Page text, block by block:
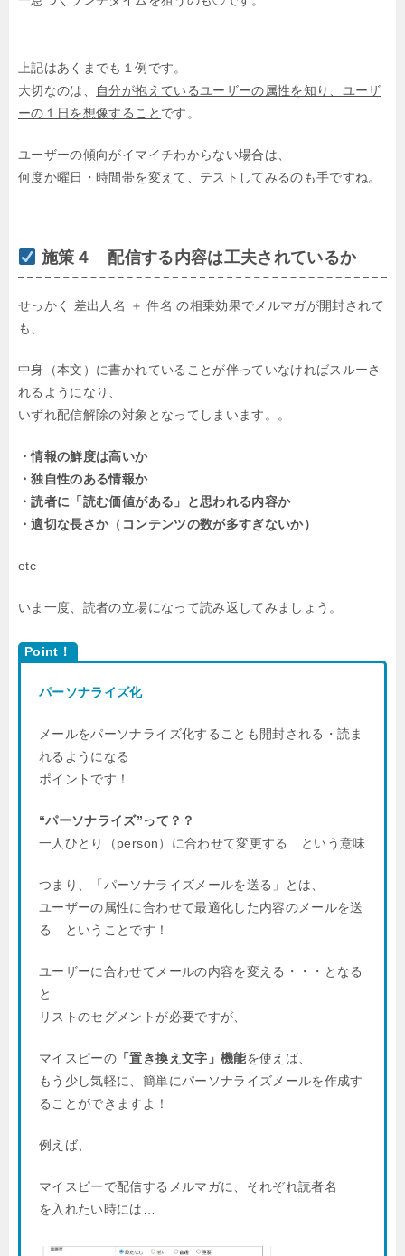
上記はあくまでも１例です。
大切なのは、
自分が抱えているユーザーの属性を知り、ユーザ
ーの１日を想像すること です。
ユーザーの傾向がイマイチわからない場合は、
何度か曜日・時間帯を変えて、テストしてみるのも手ですね。
施策４ 配信する内容は工夫されているか
せっかく 差出人名 ＋ 件名 の相乗効果でメルマガが開封されて
も、
中身（本文）に書かれていることが伴っていなければスルーさ
れるようになり、
いずれ配信解除の対象となってしまいます。。
・情報の鮮度は高いか
・独自性のある情報か
・読者に「読む価値がある」と思われる内容か
・適切な長さか（コンテンツの数が多すぎないか）
etc
いま一度、読者の立場になって読み返してみましょう。
Point！
パーソナライズ化
メールをパーソナライズ化することも開封される・読ま
れるようになる
ポイントです！
“パーソナライズ”って？？
一人ひとり（person）に合わせて変更する という意味
つまり、「パーソナライズメールを送る」とは、
ユーザーの属性に合わせて最適化した内容のメールを送
る ということです！
ユーザーに合わせてメールの内容を変える・・・となる
と
リストのセグメントが必要ですが、
マイスピーの 「置き換え文字」機能を使えば、
もう少し気軽に、簡単にパーソナライズメールを作成す
ることができますよ！
例えば、
マイスピーで配信するメルマガに、それぞれ読者名
を入れたい時には…